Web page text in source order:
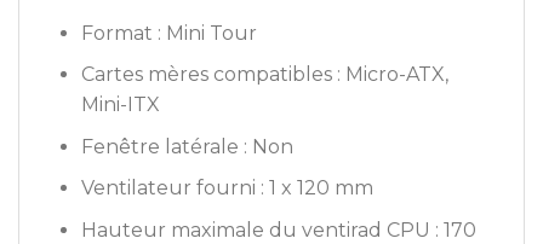
Format : Mini Tour
Cartes mères compatibles : Micro-ATX,
Mini-ITX
Fenêtre latérale : Non
Ventilateur fourni : 1 x 120 mm
Hauteur maximale du ventirad CPU : 170